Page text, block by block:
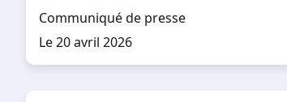
Communiqué de presse
Le 20 avril 2026